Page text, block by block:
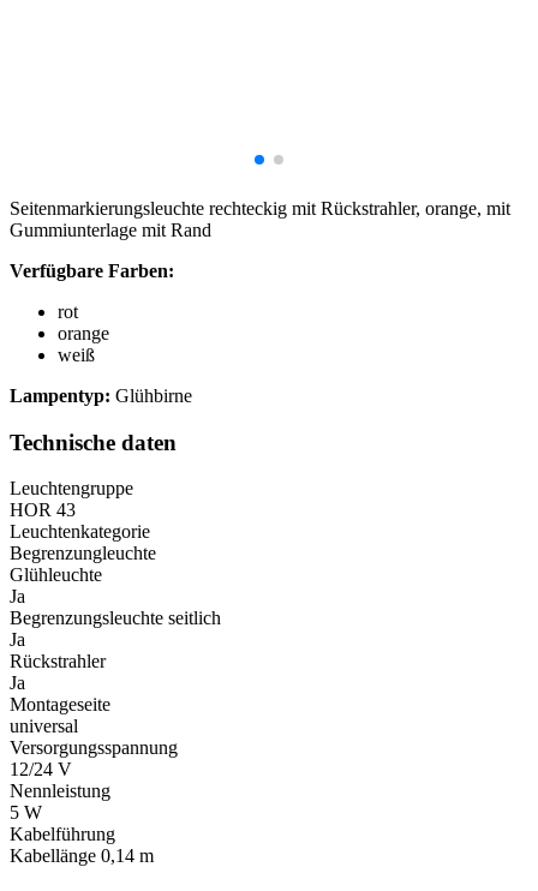
Seitenmarkierungsleuchte rechteckig mit Rückstrahler, orange, mit
Gummiunterlage mit Rand
Verfügbare Farben:
rot
orange
weiß
Lampentyp: Glühbirne
Technische daten
Leuchtengruppe
HOR 43
Leuchtenkategorie
Begrenzungleuchte
Glühleuchte
Ja
Begrenzungsleuchte seitlich
Ja
Rückstrahler
Ja
Montageseite
universal
Versorgungsspannung
12/24 V
Nennleistung
5 W
Kabelführung
Kabellänge 0,14 m